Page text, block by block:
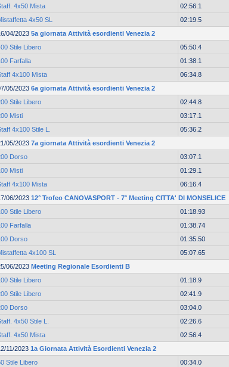
4x50 Mista
02:56.1
4x50 SL
02:19.5
04/2023 5a giornata Attività esordienti Venezia 2
Stile Libero
05:50.4
Farfalla
01:38.1
4x100 Mista
06:34.8
05/2023 6a giornata Attività esordienti Venezia 2
Stile Libero
02:44.8
Misti
03:17.1
4x100 Stile L.
05:36.2
05/2023 7a giornata Attività esordienti Venezia 2
Dorso
03:07.1
Misti
01:29.1
4x100 Mista
06:16.4
06/2023 12° Trofeo CANOVASPORT - 7° Meeting CITTA' DI MONSELICE
Stile Libero
01:18.93
Farfalla
01:38.74
Dorso
01:35.50
4x100 SL
05:07.65
06/2023 Meeting Regionale Esordienti B
Stile Libero
01:18.9
Stile Libero
02:41.9
Dorso
03:04.0
4x50 Stile L.
02:26.6
4x50 Mista
02:56.4
11/2023 1a Giornata Attività Esordienti Venezia 2
Stile Libero
00:34.0